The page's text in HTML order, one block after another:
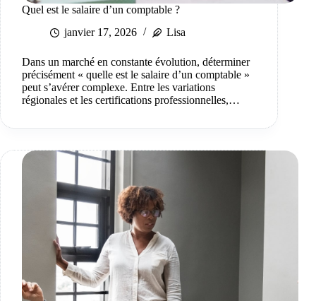
Quel est le salaire d’un comptable ?
janvier 17, 2026
Lisa
Dans un marché en constante évolution, déterminer
précisément « quelle est le salaire d’un comptable »
peut s’avérer complexe. Entre les variations
régionales et les certifications professionnelles,…